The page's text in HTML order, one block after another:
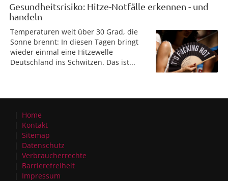
Gesundheitsrisiko: Hitze-Notfälle erkennen - und
handeln
Temperaturen weit über 30 Grad, die
Sonne brennt: In diesen Tagen bringt
wieder einmal eine Hitzewelle
Deutschland ins Schwitzen. Das ist...
Home
Kontakt
Sitemap
Datenschutz
Verbraucherrechte
Barrierefreiheit
Impressum